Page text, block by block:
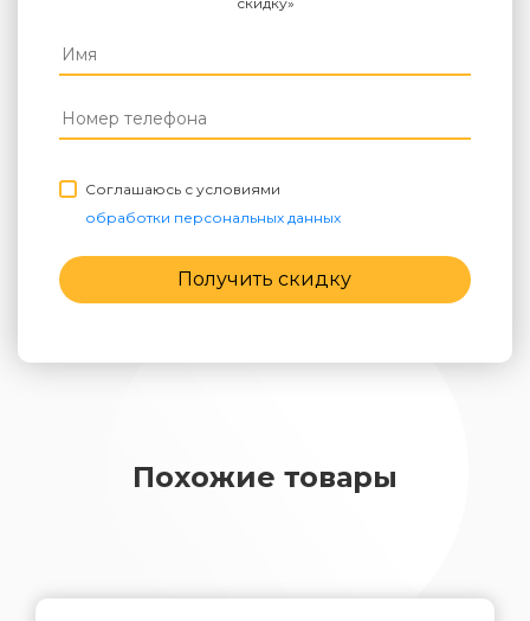
Соглашаюсь с условиями
обработки персональных данных
Получить скидку
Похожие товары